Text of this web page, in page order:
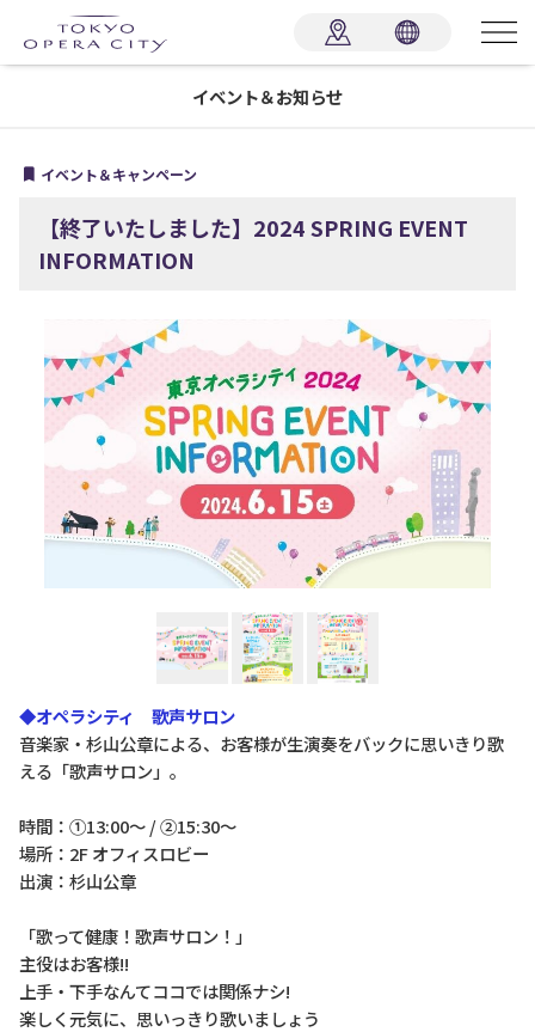
イベント＆お知らせ
イベント＆キャンペーン
【終了いたしました】2024 SPRING EVENT
INFORMATION
◆オペラシティ 歌声サロン
音楽家・杉山公章による、お客様が生演奏をバックに思いきり歌
える「歌声サロン」。
時間：①13:00～ / ②15:30～
場所：2F オフィスロビー
出演：杉山公章
「歌って健康！歌声サロン！」
主役はお客様!!
上手・下手なんてココでは関係ナシ!
楽しく元気に、思いっきり歌いましょう